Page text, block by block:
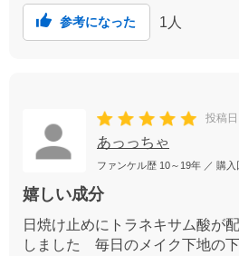
参考になった 1 人
投稿日
あっっちゃ
ファンケル歴 10～19年 ／ 購
嬉しい成分
日焼け止めにトラネキサム酸が
しました 毎日のメイク下地の